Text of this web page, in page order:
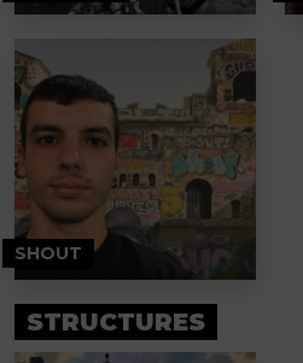
SHOUT
STRUCTURES